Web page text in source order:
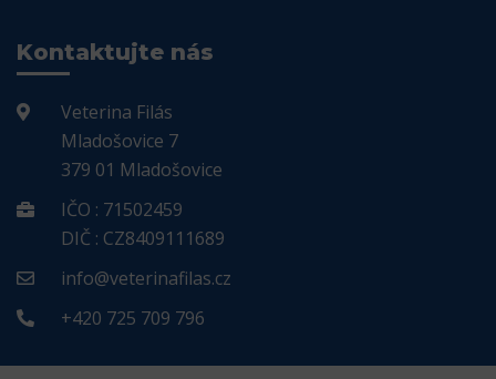
Kontaktujte nás
Veterina Filás
Mladošovice 7
379 01 Mladošovice
IČO : 71502459
DIČ : CZ8409111689
info@veterinafilas.cz
+420 725 709 796